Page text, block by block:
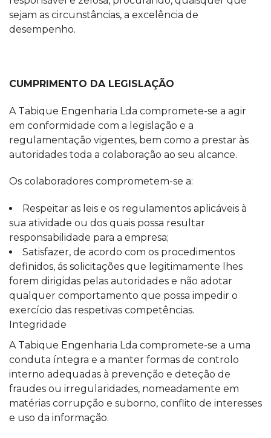
sejam as circunstâncias, a excelência de
desempenho.
CUMPRIMENTO DA LEGISLAÇÃO
A Tabique Engenharia Lda compromete-se a agir
em conformidade com a legislação e a
regulamentação vigentes, bem como a prestar às
autoridades toda a colaboração ao seu alcance.
Os colaboradores comprometem-se a:
Respeitar as leis e os regulamentos aplicáveis à
sua atividade ou dos quais possa resultar
responsabilidade para a empresa;
Satisfazer, de acordo com os procedimentos
definidos, ás solicitações que legitimamente lhes
forem dirigidas pelas autoridades e não adotar
qualquer comportamento que possa impedir o
exercício das respetivas competências.
Integridade
A Tabique Engenharia Lda compromete-se a uma
conduta íntegra e a manter formas de controlo
interno adequadas à prevenção e deteção de
fraudes ou irregularidades, nomeadamente em
matérias corrupção e suborno, conflito de interesses
e uso da informação.